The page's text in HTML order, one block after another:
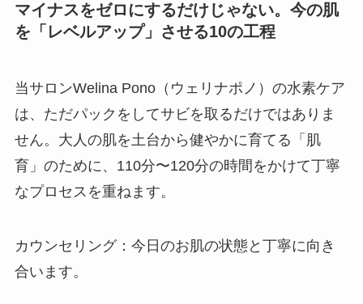
マイナスをゼロにするだけじゃない。今の肌
を「レベルアップ」させる10の工程
当サロンWelina Pono（ウェリナポノ）の水素ケア
は、ただパックをしてサビを取るだけではありま
せん。大人の肌を土台から健やかに育てる「肌
育」のために、110分〜120分の時間をかけて丁寧
なプロセスを重ねます。
カウンセリング：今日のお肌の状態と丁寧に向き
合います。